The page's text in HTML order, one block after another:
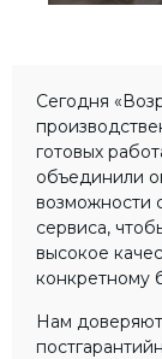
Сегодня
готовых
объединили
возможности
сервиса,
высокое
конкретному
Нам